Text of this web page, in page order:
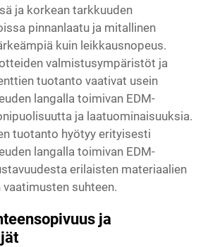
ja korkean tarkkuuden
pinnanlaatu ja mitallinen
kuin leikkausnopeus.
valmistusympäristöt ja
tuotanto vaativat usein
langalla toimivan EDM-
ja laatuominaisuuksia.
tuotanto hyötyy erityisesti
langalla toimivan EDM-
erilaisten materiaalien
suhteen.
ja